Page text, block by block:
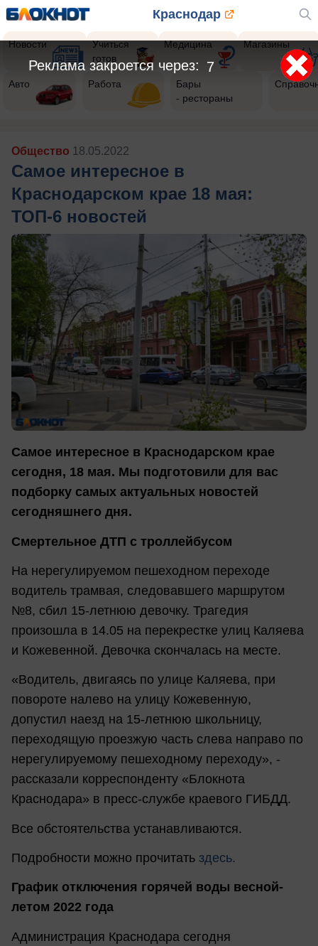
Краснодар
Новости
Учиться
готов
Медицина Магазины
Авто Работа
Бары
- рестораны
Общество 18.05.2022
Самое интересное в
Краснодарском крае 18 мая:
ТОП-6 новостей
Самое интересное в Краснодарском крае
сегодня, 18 мая. Мы подготовили для вас
подборку самых актуальных новостей
сегодняшнего дня.
Смертельное ДТП с троллейбусом
На нерегулируемом пешеходном переходе
водитель трамвая, следовавшего маршрутом
№8, сбил 15-летнюю девочку. Трагедия
произошла в 14.05 на перекрестке улиц Каляева
и Кожевенной. Девочка скончалась на месте.
«Водитель, двигаясь по улице Каляева, при
повороте налево на улицу Кожевенную,
допустил наезд на 15-летнюю школьницу,
переходящую проезжую часть слева направо по
нерегулируемому пешеходному переходу», -
рассказали корреспонденту «Блокнота
Краснодара» в пресс-службе краевого ГИБДД.
Все обстоятельства устанавливаются.
Подробности можно прочитать здесь.
График отключения горячей воды весной-
летом 2022 года
Администрация Краснодара сегодня
5
Реклама закроется через: